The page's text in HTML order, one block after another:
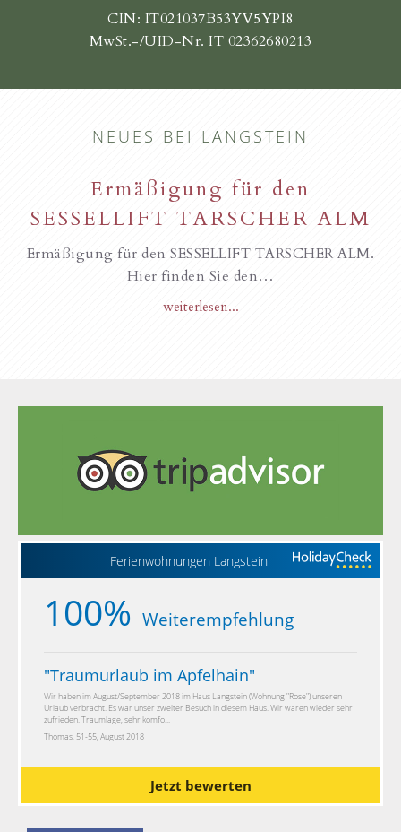
CIN: IT021037B53YV5YPI8
MwSt.-/UID-Nr. IT 02362680213
NEUES BEI LANGSTEIN
Ermäßigung für den
SESSELLIFT TARSCHER ALM
Ermäßigung für den SESSELLIFT TARSCHER ALM.
Hier finden Sie den…
weiterlesen...
Ferienwohnungen Langstein
100% Weiterempfehlung
"Traumurlaub im Apfelhain"
Wir haben im August/September 2018 im Haus Langstein (Wohnung "Rose") unseren
Urlaub verbracht. Es war unser zweiter Besuch in diesem Haus. Wir waren wieder sehr
zufrieden. Traumlage, sehr komfo...
Thomas, 51-55, August 2018
Jetzt bewerten